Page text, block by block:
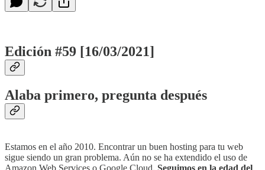
Edición #59 [16/03/2021]
Alaba primero, pregunta después
Estamos en el año 2010. Encontrar un buen hosting para tu web
sigue siendo un gran problema. Aún no se ha extendido el uso de
Amazon Web Services o Google Cloud. Seguimos en la edad del